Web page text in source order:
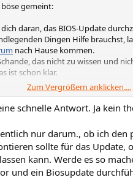
gemeint:
daran, das BIOS-Update
Dingen Hilfe brauchst,
nach Hause kommen.
das nicht zu wissen und
ist schon klar.
richtig verbaut ist, raucht
Aber lange solltest du es
3 Minuten eines BIOS-Updates
willst, stell einen Tischventilator
Support an oder schreibe eine
Lüfter sich "mit falschem BIOS"
er dreht sich trotzdem.
Zum Vergrößern anklicken....
schnelle Antwort. Ja kein
nur darum., ob ich den
sollte für das Update,
kann. Werde es so
und ein Biosupdate